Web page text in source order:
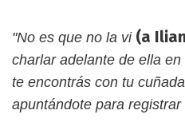
"No es que no la vi (a
charlar adelante de ella
te encontrás con tu
apuntándote para registrar